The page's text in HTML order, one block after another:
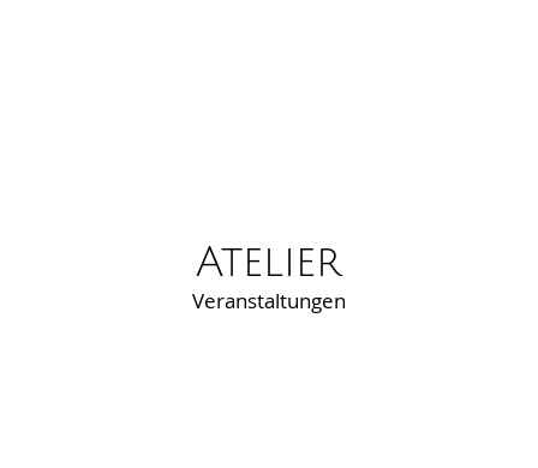
Atelier
Veranstaltungen